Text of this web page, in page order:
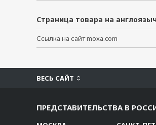
Страница товара на
Ссылка на сайт moxa.com
ВЕСЬ САЙТ
ПРЕДСТАВИТЕЛЬСТВА В